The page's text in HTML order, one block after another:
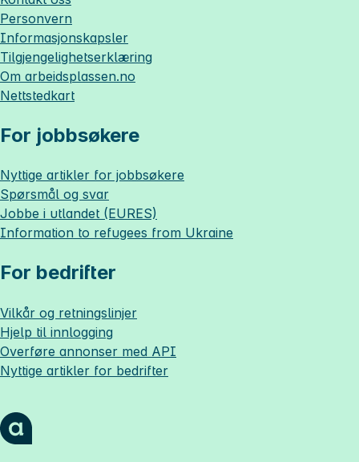
Personvern
Informasjonskapsler
Tilgjengelighetserklæring
Om arbeidsplassen.no
Nettstedkart
For jobbsøkere
Nyttige artikler for jobbsøkere
Spørsmål og svar
Jobbe i utlandet (EURES)
Information to refugees from Ukraine
For bedrifter
Vilkår og retningslinjer
Hjelp til innlogging
Overføre annonser med API
Nyttige artikler for bedrifter